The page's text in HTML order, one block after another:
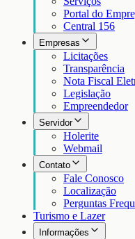
Portal do
Central 156
Empresas
Licitações
Transparência
Nota Fiscal
Legislação
Empreendedor
Servidor
Holerite
Webmail
Contato
Fale Conosco
Localização
Perguntas
Turismo e Lazer
Informações